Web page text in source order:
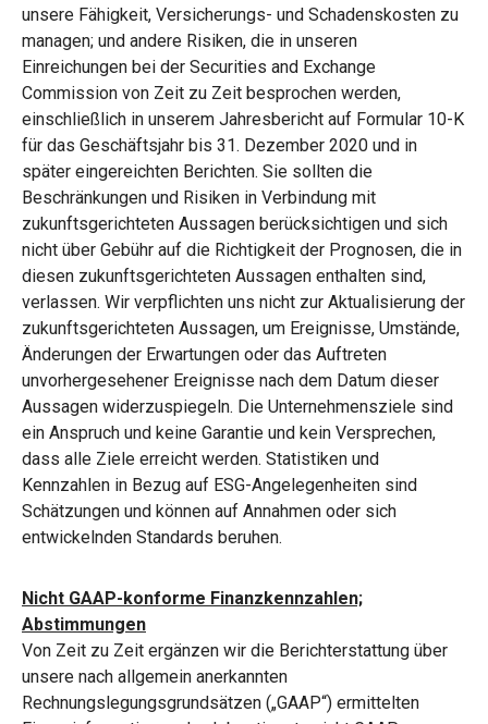
unsere Fähigkeit, Versicherungs- und Schadenskosten zu
managen; und andere Risiken, die in unseren
Einreichungen bei der Securities and Exchange
Commission von Zeit zu Zeit besprochen werden,
einschließlich in unserem Jahresbericht auf Formular 10-K
für das Geschäftsjahr bis 31. Dezember 2020 und in
später eingereichten Berichten. Sie sollten die
Beschränkungen und Risiken in Verbindung mit
zukunftsgerichteten Aussagen berücksichtigen und sich
nicht über Gebühr auf die Richtigkeit der Prognosen, die in
diesen zukunftsgerichteten Aussagen enthalten sind,
verlassen. Wir verpflichten uns nicht zur Aktualisierung der
zukunftsgerichteten Aussagen, um Ereignisse, Umstände,
Änderungen der Erwartungen oder das Auftreten
unvorhergesehener Ereignisse nach dem Datum dieser
Aussagen widerzuspiegeln. Die Unternehmensziele sind
ein Anspruch und keine Garantie und kein Versprechen,
dass alle Ziele erreicht werden. Statistiken und
Kennzahlen in Bezug auf ESG-Angelegenheiten sind
Schätzungen und können auf Annahmen oder sich
entwickelnden Standards beruhen.
Nicht GAAP-konforme Finanzkennzahlen;
Abstimmungen
Von Zeit zu Zeit ergänzen wir die Berichterstattung über
unsere nach allgemein anerkannten
Rechnungslegungsgrundsätzen („GAAP“) ermittelten